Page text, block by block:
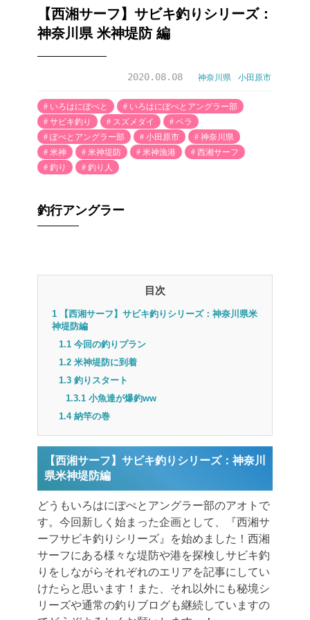
【西湘サーフ】サビキ釣りシリーズ：
神奈川県 米神堤防 編
2020.08.08 神奈川県 小田原市
いろはにぽぺと
いろはにぽぺとアングラー部
サビキ釣り
スズメダイ
ベラ
ぽぺとアングラー部
小田原市
神奈川県
米神
米神堤防 米神漁港
西湘サーフ
釣り
釣り人
釣行アングラー
目次
1 【西湘サーフ】サビキ釣りシリーズ：神奈川県米
神堤防編
1.1 今回の釣りプラン
1.2 米神堤防に到着
1.3 釣りスタート
1.3.1 小魚達が爆釣ww
1.4納竿の巻
【西湘サーフ】サビキ釣りシリーズ：神奈川
県米神堤防編
どうもいろはにぽぺとアングラー部のアオトで
す。今回新しく始まった企画として、『西湘サ
ーフサビキ釣りシリーズ』を始めました！西湘
サーフにある様々な堤防や港を探検しサビキ釣
りをしながらそれぞれのエリアを記事にしてい
けたらと思います！また、それ以外にも秘境シ
リーズや通常の釣りブログも継続していますの